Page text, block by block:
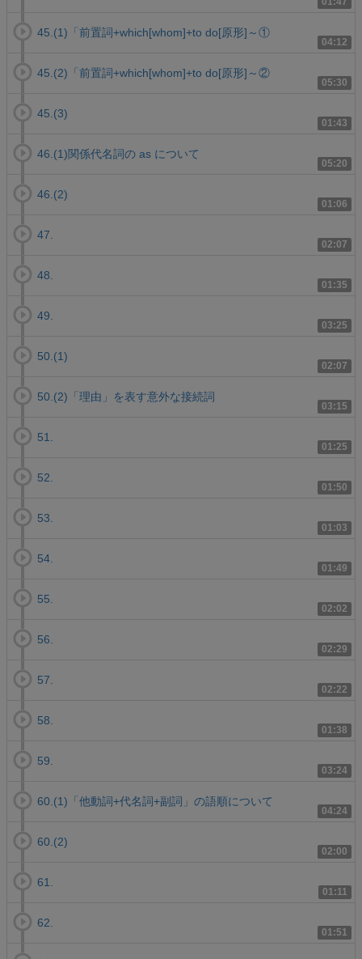
04:12
45.(1)「前置詞+which[whom]+to do[原形]～①
05:30
45.(2)「前置詞+which[whom]+to do[原形]～②
01:43
45.(3)
05:20
46.(1)関係代名詞の as について
01:06
46.(2)
02:07
47.
01:35
48.
03:25
49.
02:07
50.(1)
03:15
50.(2)「理由」を表す意外な接続詞
01:25
51.
01:50
52.
01:03
53.
01:49
54.
02:02
55.
02:29
56.
02:22
57.
01:38
58.
03:24
59.
04:24
60.(1)「他動詞+代名詞+副詞」の語順について
02:00
60.(2)
01:11
61.
01:51
62.